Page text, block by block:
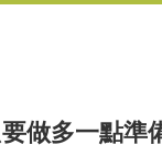
做多一點準